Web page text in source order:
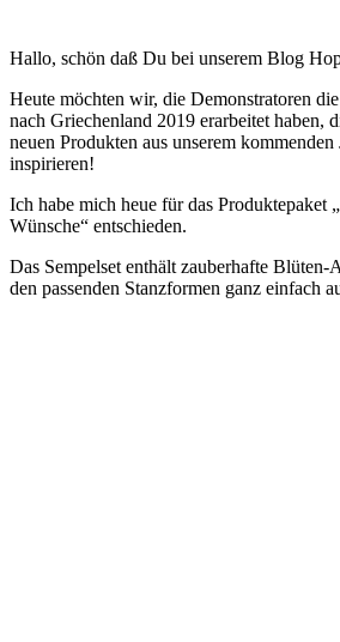
Hallo, schön daß Du bei unserem Blog
Heute möchten wir, die Demonstratoren
nach Griechenland 2019 erarbeitet haben,
neuen Produkten aus unserem kommenden
inspirieren!
Ich habe mich heue für das Produktepaket
Wünsche“ entschieden.
Das Sempelset enthält zauberhafte
den passenden Stanzformen ganz einfach